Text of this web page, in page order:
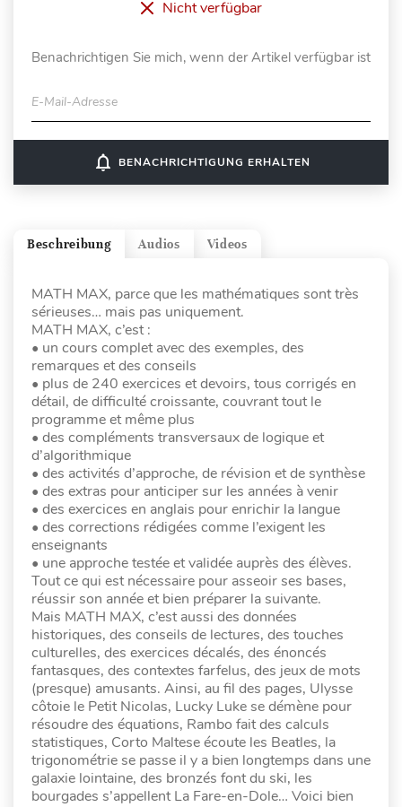
Nicht verfügbar
Benachrichtigen Sie mich, wenn der Artikel verfügbar ist
E-Mail-Adresse
notifications_none BENACHRICHTIGUNG ERHALTEN
Videos
Audios
Beschreibung
MATH MAX, parce que les mathématiques sont très
sérieuses… mais pas uniquement.
MATH MAX, c’est :
• un cours complet avec des exemples, des
remarques et des conseils
• plus de 240 exercices et devoirs, tous corrigés en
détail, de difficulté croissante, couvrant tout le
programme et même plus
• des compléments transversaux de logique et
d’algorithmique
• des activités d’approche, de révision et de synthèse
• des extras pour anticiper sur les années à venir
• des exercices en anglais pour enrichir la langue
• des corrections rédigées comme l’exigent les
enseignants
• une approche testée et validée auprès des élèves.
Tout ce qui est nécessaire pour asseoir ses bases,
réussir son année et bien préparer la suivante.
Mais MATH MAX, c’est aussi des données
historiques, des conseils de lectures, des touches
culturelles, des exercices décalés, des énoncés
fantasques, des contextes farfelus, des jeux de mots
(presque) amusants. Ainsi, au fil des pages, Ulysse
côtoie le Petit Nicolas, Lucky Luke se démène pour
résoudre des équations, Rambo fait des calculs
statistiques, Corto Maltese écoute les Beatles, la
trigonométrie se passe il y a bien longtemps dans une
galaxie lointaine, des bronzés font du ski, les
bourgades s’appellent La Fare-en-Dole… Voici bien